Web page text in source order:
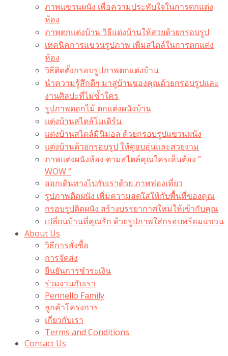
ภาพแขวนผนัง เพื่อความประทับใจในการตกแต่ง
ห้อง
ภาพตกแต่งบ้าน วิธีแต่งบ้านให้สวยด้วยกรอบรูป
เทคนิคการแขวนรูปภาพ เพิ่มสไตล์ในการตกแต่ง
ห้อง
วิธีติดตั้งกรอบรูปภาพตกแต่งบ้าน
นำความรู้สึกดีๆ มาสู่บ้านของคุณด้วยกรอบรูปและ
งานศิลปะที่ไม่ซ้ำใคร
รูปภาพดอกไม้ ตกแต่งผนังบ้าน
แต่งบ้านสไตล์โมเดิร์น
แต่งบ้านสไตล์มินิมอล ด้วยกรอบรูปแขวนผนัง
แต่งบ้านด้วยกรอบรูป ให้ดูอบอุ่นและสวยงาม
ภาพแต่งผนังห้อง ตามสไตล์คุณใครเห็นต้อง ”
WOW “
ออกเดินทางไปกับเราด้วย ภาพท่องเที่ยว
รูปภาพติดผนัง เพิ่มความสดใสให้กับพื้นที่ของคุณ
กรอบรูปติดผนัง สร้างบรรยากาศใหม่ให้เข้ากับคุณ
เปลี่ยนบ้านที่คุณรัก ด้วยรูปภาพใส่กรอบพร้อมแขวน​
About Us
วิธีการสั่งซื้อ
การจัดส่ง
ยืนยันการชำระเงิน
ร่วมงานกับเรา
Pennello Family
ลูกค้าโครงการ
เกี่ยวกับเรา
Terms and Conditions
Contact Us